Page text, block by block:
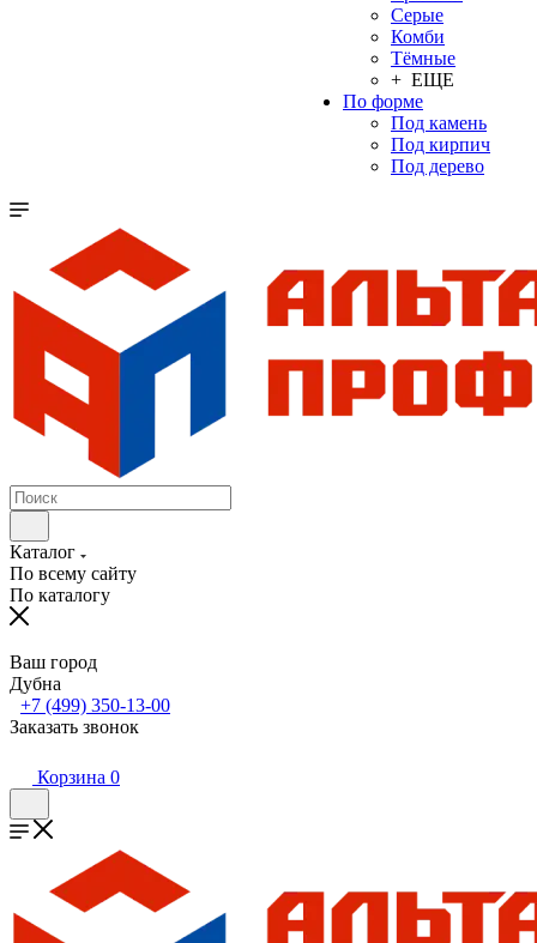
Серые
Комби
Тёмные
+ ЕЩЕ
По форме
Под камень
Под кирпич
Под дерево
Каталог
По всему сайту
По каталогу
Ваш город
Дубна
+7 (499) 350-13-00
Заказать звонок
Корзина 0